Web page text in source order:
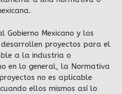
Gobierno Mexicano y los
proyectos para el
a la industria o
en lo general, la Normativa
no es aplicable
ellos mismos así lo